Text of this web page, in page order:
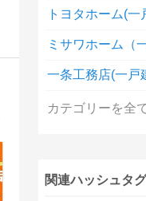
トヨタホーム(一
ミサワホーム（
一条工務店(一戸
カテゴリーを全
関連ハッシュタグ